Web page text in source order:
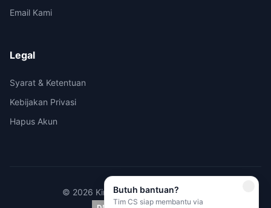
Email Kami
Legal
Syarat & Ketentuan
Kebijakan Privasi
Hapus Akun
© 2026 Kirimi.id - All rights reserved.
Butuh bantuan?
Tim CS siap membantu via